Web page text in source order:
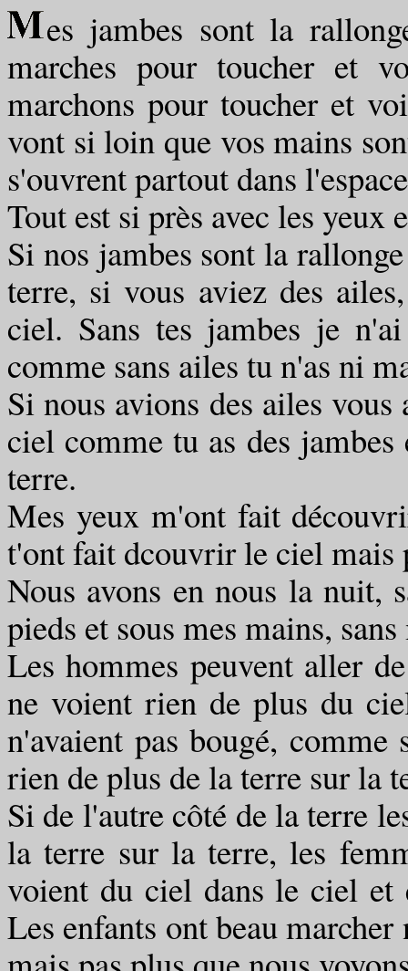
es jambes sont la
marches pour toucher et
marchons pour toucher et
vont si loin que vos mains
s'ouvrent partout dans
Tout est si près avec les yeux
Si nos jambes sont la
terre, si vous aviez des
ciel. Sans tes jambes je
comme sans ailes tu n'as ni
Si nous avions des ailes
ciel comme tu as des
terre.
Mes yeux m'ont fait
t'ont fait dcouvrir le ciel mais
Nous avons en nous la nuit,
pieds et sous mes mains,
Les hommes peuvent aller
ne voient rien de plus du
n'avaient pas bougé,
rien de plus de la terre sur la
Si de l'autre côté de la terre
la terre sur la terre, les
voient du ciel dans le ciel
Les enfants ont beau